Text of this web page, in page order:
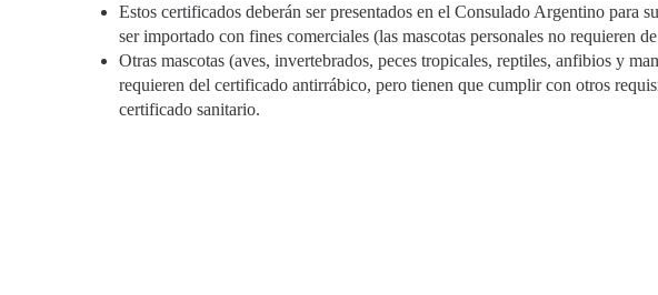
Estos certificados deberán ser presentados en el Consulado Argentino para
ser importado con fines comerciales (las mascotas personales no requieren
Otras mascotas (aves, invertebrados, peces tropicales, reptiles, anfibios y
requieren del certificado antirrábico, pero tienen que cumplir con otros
certificado sanitario.